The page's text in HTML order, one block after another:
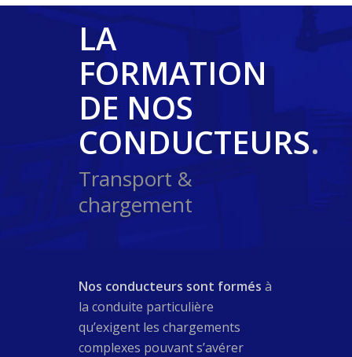
LA
FORMATION
DE NOS
CONDUCTEURS.
Transport &
chargement
Nos conducteurs sont formés à
la conduite particulière
qu’exigent les chargements
complexes pouvant s’avérer